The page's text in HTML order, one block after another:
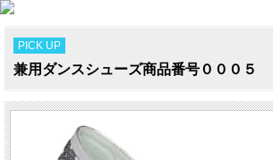
PICK UP
兼用ダンスシューズ商品番号０００５